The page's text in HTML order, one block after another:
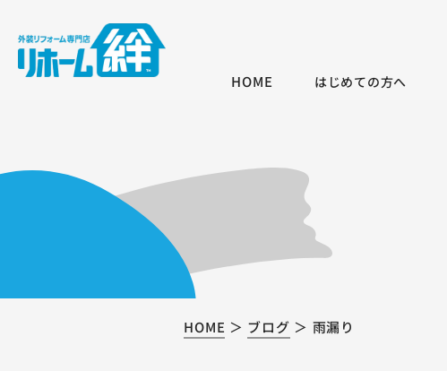
HOME はじめての方へ
HOME ブログ 雨漏り